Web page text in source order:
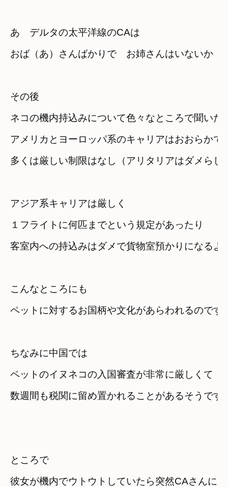
あ　デルタの太平洋線のCAは
おば（あ）さんばかりで　お姉さんはいないか（
その後
ネコの機内持込みについて色々なところで聞いた
アメリカとヨーロッパ系のキャリアはおおらか
多くは厳しい制限はなし（アリタリアはダメらし
アジア系キャリアは厳しく
１フライトに何匹までという規定があったり
客室内への持込みはダメで貨物室預かりになるよ
こんなところにも
ペットに対するお国柄や文化があらわれるのです
ちなみに中国では
ペットのイヌネコの入国審査が非常に厳しくて
数週間も税関に留め置かれることがあるそうです
ところで
彼女が機内でウトウトしていたら突然CAさんに